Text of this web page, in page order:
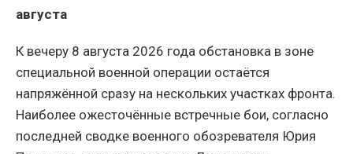
августа
К вечеру 8 августа 2026 года обстановка в зоне
специальной военной операции остаётся
напряжённой сразу на нескольких участках фронта.
Наиболее ожесточённые встречные бои, согласно
последней сводке военного обозревателя Юрия